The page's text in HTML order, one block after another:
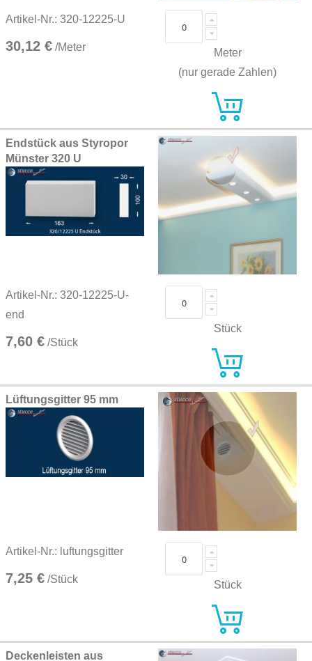
Artikel-Nr.: 320-12225-U
30,12 € /Meter
Meter
(nur gerade Zahlen)
Endstück aus Styropor
Münster 320 U
Artikel-Nr.: 320-12225-U-
end
7,60 € /Stück
Stück
Lüftungsgitter 95 mm
Artikel-Nr.: luftungsgitter
7,25 € /Stück Stück
Deckenleisten aus